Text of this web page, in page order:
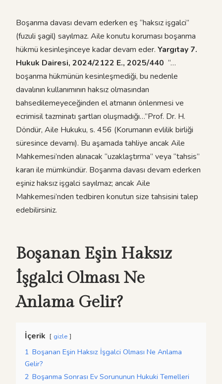
Boşanma davası devam ederken eş “haksız işgalci”
(fuzuli şagil) sayılmaz. Aile konutu koruması boşanma
hükmü kesinleşinceye kadar devam eder. Yargıtay 7.
Hukuk Dairesi, 2024/2122 E., 2025/440 “…
boşanma hükmünün kesinleşmediği, bu nedenle
davalının kullanımının haksız olmasından
bahsedilemeyeceğinden el atmanın önlenmesi ve
ecrimisil tazminatı şartları oluşmadığı…”Prof. Dr. H.
Döndür, Aile Hukuku, s. 456 (Korumanın evlilik birliği
süresince devamı). Bu aşamada tahliye ancak Aile
Mahkemesi’nden alınacak “uzaklaştırma” veya “tahsis”
kararı ile mümkündür. Boşanma davası devam ederken
eşiniz haksız işgalci sayılmaz; ancak Aile
Mahkemesi’nden tedbiren konutun size tahsisini talep
edebilirsiniz.
Boşanan Eşin Haksız
İşgalci Olması Ne
Anlama Gelir?
İçerik gizle
1 Boşanan Eşin Haksız İşgalci Olması Ne Anlama
Gelir?
2 Boşanma Sonrası Ev Sorununun Hukuki Temelleri